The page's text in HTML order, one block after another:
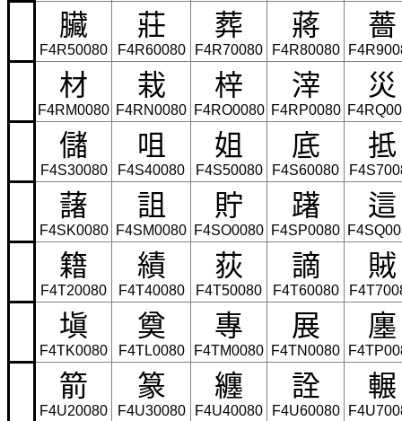
臟
F4R50080
莊
F4R60080
葬
F4R70080
蔣
F4R80080
薔
材
F4RM0080
栽
F4RN0080
梓
F4RO0080
滓
F4RP0080
災
儲
F4S30080
咀
F4S40080
姐
F4S50080
底
F4S60080
抵
藷
F4SK0080
詛
F4SM0080
貯
F4SO0080
躇
F4SP0080
這
籍
F4T20080
績
F4T40080
荻
F4T50080
謫
F4T60080
賊
塡
F4TK0080
奠
F4TL0080
專
F4TM0080
展
F4TN0080
廛
箭
F4U20080
篆
F4U30080
纏
F4U40080
詮
F4U60080
輾